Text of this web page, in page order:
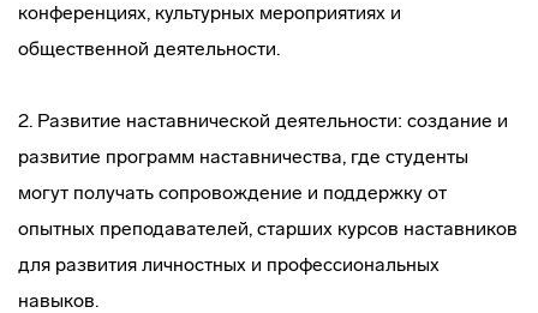
конференциях, культурных мероприятиях и
общественной деятельности.
2. Развитие наставнической деятельности: создание и
развитие программ наставничества, где студенты
могут получать сопровождение и поддержку от
опытных преподавателей, старших курсов наставников
для развития личностных и профессиональных
навыков.